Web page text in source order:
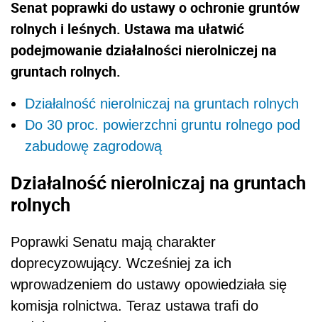
Senat poprawki do ustawy o ochronie gruntów
rolnych i leśnych. Ustawa ma ułatwić
podejmowanie działalności nierolniczej na
gruntach rolnych.
Działalność nierolniczaj na gruntach rolnych
Do 30 proc. powierzchni gruntu rolnego pod
zabudowę zagrodową
Działalność nierolniczaj na gruntach
rolnych
Poprawki Senatu mają charakter
doprecyzowujący. Wcześniej za ich
wprowadzeniem do ustawy opowiedziała się
komisja rolnictwa. Teraz ustawa trafi do